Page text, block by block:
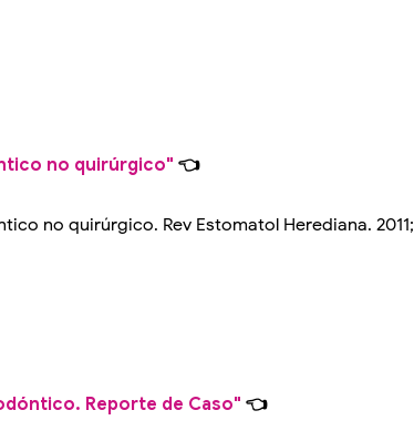
no quirúrgico"👈
no quirúrgico. Rev Estomatol Herediana. 2011;
Reporte de Caso" 👈